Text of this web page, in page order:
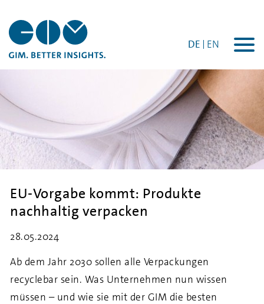
DE EN
EU-Vorgabe kommt: Produkte
nachhaltig verpacken
28.05.2024
Ab dem Jahr 2030 sollen alle Verpackungen
recyclebar sein. Was Unternehmen nun wissen
müssen – und wie sie mit der GIM die besten